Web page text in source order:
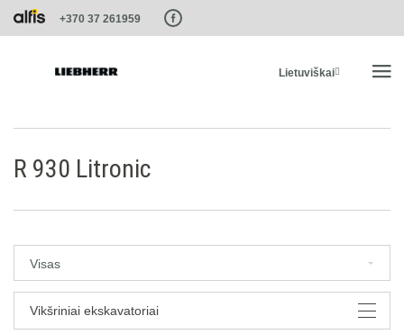
Paste this code as high in the of the page as possible:
+370 37 261959
Lietuviškai
PASLAUGOS IR SPRENDIMAI
LIEBHERR SISTEMOS
R 930 Litronic
Visas
Vikšriniai ekskavatoriai